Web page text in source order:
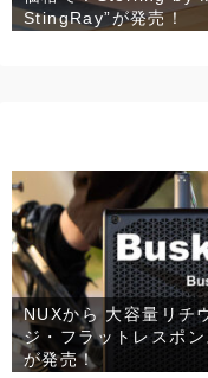
StingRay”が発売！
NUXから 大容量リチ
ジ・フラットレスポ
が発売！